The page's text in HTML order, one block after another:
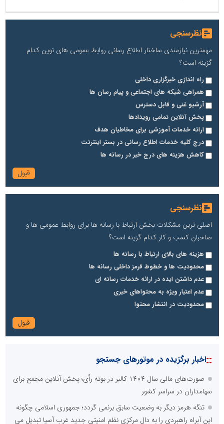
نظرسنجی
مهمترین نیازمندی ساختار اطلاع رسانی روابط عمومی های نوین کدام
گزینه است؟
راه اندازی خبرگزاری داخلی
همراهی شبکه های اجتماعی و پیام رسان ها
آرشیو غنی و قابل دسترس
پخش آنلاین تمامی رویدادها
ارائه خدمات آموزشی برای مخاطیان هدف
درج کلیه خدمات اطلاع رسانی در بستر اینترنت
کاهش هزینه های درج خبر در رسانه ها
نظرسنجی
اصلی ترین مشکلات بخش ارتباط با رسانه ها برای روابط عمومی ها و
صاحبان کسب و کار کدام گزینه است؟
هزینه های بالای ارتباط با رسانه ها
محدودیت ها و خطوط قرمز داخلی رسانه ها
عدم داشتن ایده در ارائه خدمات رسانه ای
عدم اعتبار ویژه به محتواهای خبری
محدودیت در انتشار محتوا
::اخبار برگزیده در موتورهای جستجو
صورت‌های مالی سال ۱۴۰۴ کالبر در بوته رأی؛ پخش آنلاین مجمع برای
سهامداران در سراسر کشور
تنگه هرمز دیگر به وضعیت سابق برنمی گردد؛ جمهوری اسلامی چگونه
این آبراه راهبردی را به دال مرکزی نظم امنیتی جدید غرب آسیا تبدیل می